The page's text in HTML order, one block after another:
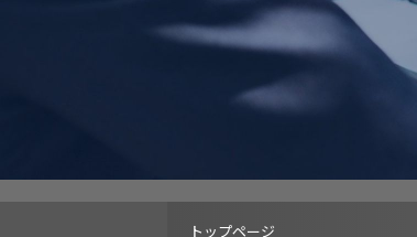
トップページ